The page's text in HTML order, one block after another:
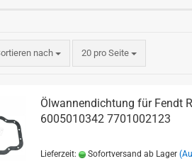
nach 20 pro Seite
Ölwannendichtung für Fendt
6005010342 7701002123
Lieferzeit: Sofortversand ab Lager